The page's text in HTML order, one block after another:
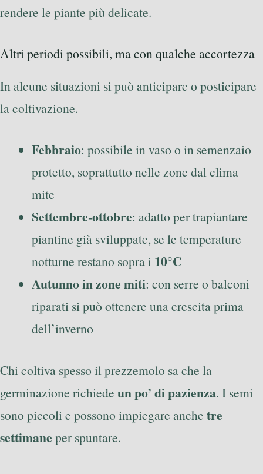
rendere le piante più delicate.
Altri periodi possibili, ma con qualche accortezza
In alcune situazioni si può anticipare o posticipare
la coltivazione.
Febbraio: possibile in vaso o in semenzaio
protetto, soprattutto nelle zone dal clima
mite
Settembre-ottobre: adatto per trapiantare
piantine già sviluppate, se le temperature
notturne restano sopra i 10°C
Autunno in zone miti: con serre o balconi
riparati si può ottenere una crescita prima
dell’inverno
Chi coltiva spesso il prezzemolo sa che la
germinazione richiede un po’ di pazienza. I semi
sono piccoli e possono impiegare anche tre
settimane per spuntare.